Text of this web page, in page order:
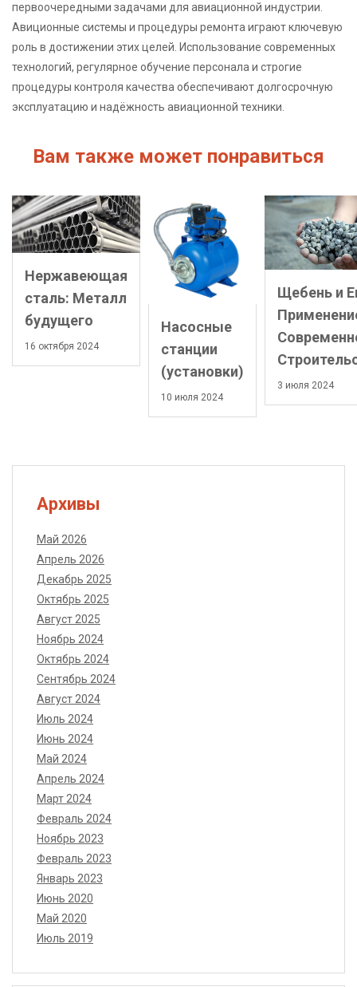
первоочередными задачами для авиационной индустрии.
Авиционные системы и процедуры ремонта играют ключевую
роль в достижении этих целей. Использование современных
технологий, регулярное обучение персонала и строгие
процедуры контроля качества обеспечивают долгосрочную
эксплуатацию и надёжность авиационной техники.
Вам также может понравиться
Нержавеющая
сталь: Металл
будущего
16 октября 2024
Насосные
станции
(установки)
10 июля 2024
Щебень и
3 июля 2024
Архивы
Май 2026
Апрель 2026
Декабрь 2025
Октябрь 2025
Август 2025
Ноябрь 2024
Октябрь 2024
Сентябрь 2024
Август 2024
Июль 2024
Июнь 2024
Май 2024
Апрель 2024
Март 2024
Февраль 2024
Ноябрь 2023
Февраль 2023
Январь 2023
Июнь 2020
Май 2020
Июль 2019